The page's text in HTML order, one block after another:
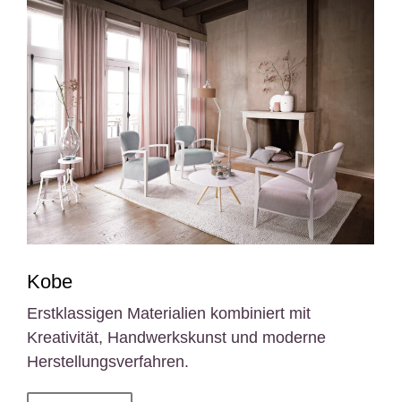
Kobe
Erstklassigen Materialien kombiniert mit
Kreativität, Handwerkskunst und moderne
Herstellungsverfahren.